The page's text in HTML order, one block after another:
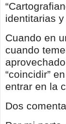
identitarias
Cuando en
cuando
“coincidir”
entrar en la
Dos